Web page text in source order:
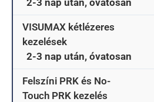
VISUMAX kétlézeres
kezelések
2-3 nap után, óvatosan
Felszíni PRK és No-
Touch PRK kezelés